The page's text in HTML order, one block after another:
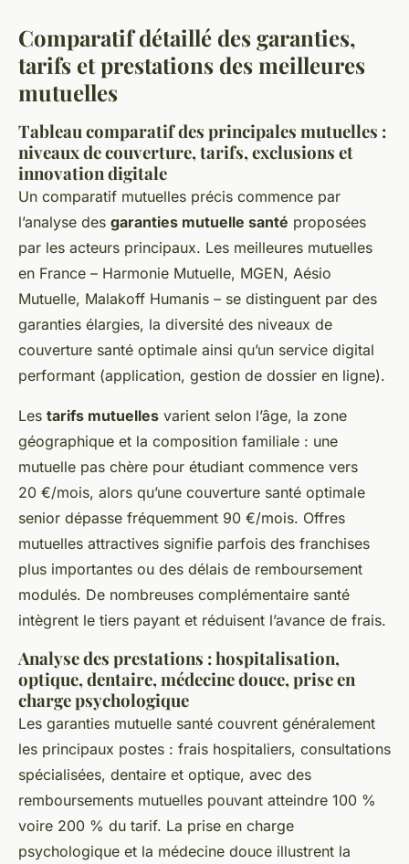
Comparatif détaillé des garanties,
tarifs et prestations des meilleures
mutuelles
Tableau comparatif des principales mutuelles :
niveaux de couverture, tarifs, exclusions et
innovation digitale
Un comparatif mutuelles précis commence par
l’analyse des garanties mutuelle santé proposées
par les acteurs principaux. Les meilleures mutuelles
en France – Harmonie Mutuelle, MGEN, Aésio
Mutuelle, Malakoff Humanis – se distinguent par des
garanties élargies, la diversité des niveaux de
couverture santé optimale ainsi qu’un service digital
performant (application, gestion de dossier en ligne).
Les tarifs mutuelles varient selon l’âge, la zone
géographique et la composition familiale : une
mutuelle pas chère pour étudiant commence vers
20 €/mois, alors qu’une couverture santé optimale
senior dépasse fréquemment 90 €/mois. Offres
mutuelles attractives signifie parfois des franchises
plus importantes ou des délais de remboursement
modulés. De nombreuses complémentaire santé
intègrent le tiers payant et réduisent l’avance de frais.
Analyse des prestations : hospitalisation,
optique, dentaire, médecine douce, prise en
charge psychologique
Les garanties mutuelle santé couvrent généralement
les principaux postes : frais hospitaliers, consultations
spécialisées, dentaire et optique, avec des
remboursements mutuelles pouvant atteindre 100 %
voire 200 % du tarif. La prise en charge
psychologique et la médecine douce illustrent la